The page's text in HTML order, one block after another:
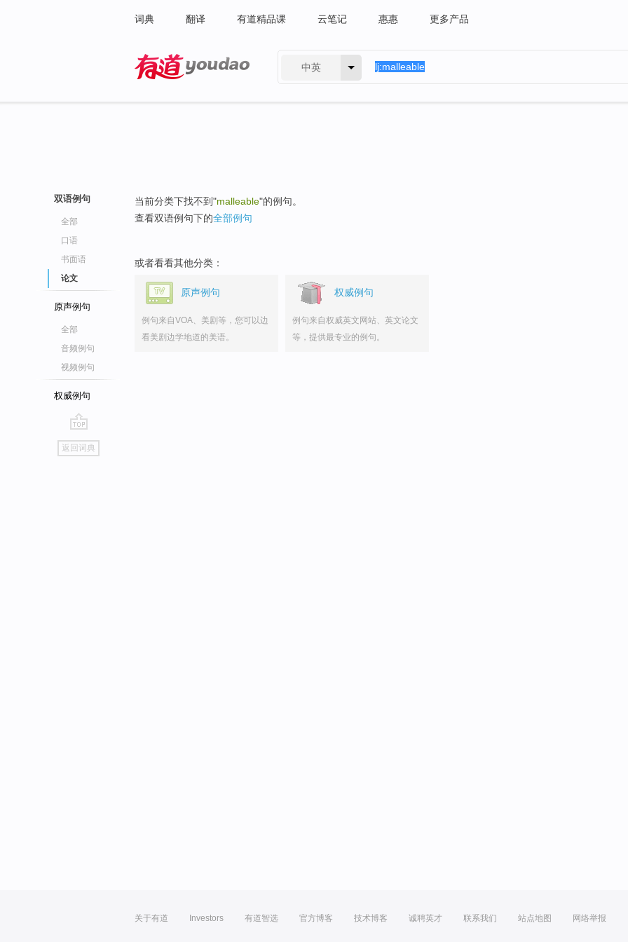
词典 翻译 有道精品课 云笔记 惠惠 更多产品
中英
双语例句
全部
口语
书面语
论文
原声例句
全部
音频例句
视频例句
权威例句
go
top
返回词典
当前分类下找不到"malleable"的例句。
查看双语例句下的全部例句
或者看看其他分类：
原声例句
例句来自VOA、美剧等，您可以边
看美剧边学地道的美语。
权威例句
例句来自权威英文网站、英文论文
等，提供最专业的例句。
关于有道 Investors 有道智选 官方博客 技术博客 诚聘英才 联系我们 站点地图 网络举报